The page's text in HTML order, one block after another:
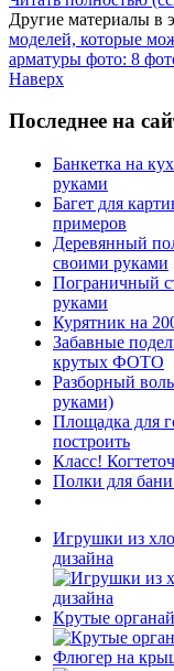
Другие материалы в
моделей, которые
арматуры фото: 8
Наверх
Последнее на
Банкетка на
руками
Багет для
примеров
Деревянный
своими руками
Пограничный
руками
Курятник на
Забавные
крутых ФОТО
Разборный
руками)
Площадка для
построить
Класс!
Полки для
Игрушки из
дизайна
Крутые
Флюгер на